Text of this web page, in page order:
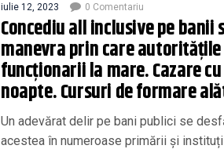
iulie 12, 2023 0 Comentariu
Concediu all inclusive pe
manevra prin care
funcționarii la mare. Cazare
noapte. Cursuri de formare
Un adevărat delir pe bani publici se
acestea în numeroase primării și